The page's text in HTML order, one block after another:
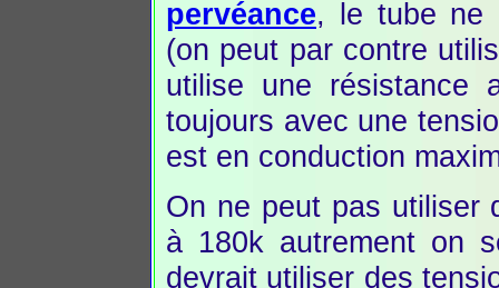
pervéance, le tube ne
(on peut par contre
utilise une résistance
toujours avec une
est en conduction
On ne peut pas utiliser
à 180k autrement on
devrait utiliser des